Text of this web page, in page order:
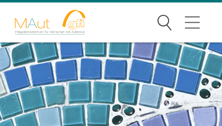
Suchen
Angebote
Angebote für Menschen mit Autismus
Fort- und Weiterbildung